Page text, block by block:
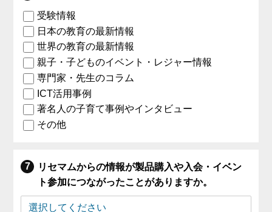
受験情報
日本の教育の最新情報
世界の教育の最新情報
親子・子どものイベント・レジャー情報
専門家・先生のコラム
ICT活用事例
著名人の子育て事例やインタビュー
その他
リセマムからの情報が製品購入や入会・イベン
ト参加につながったことがありますか。